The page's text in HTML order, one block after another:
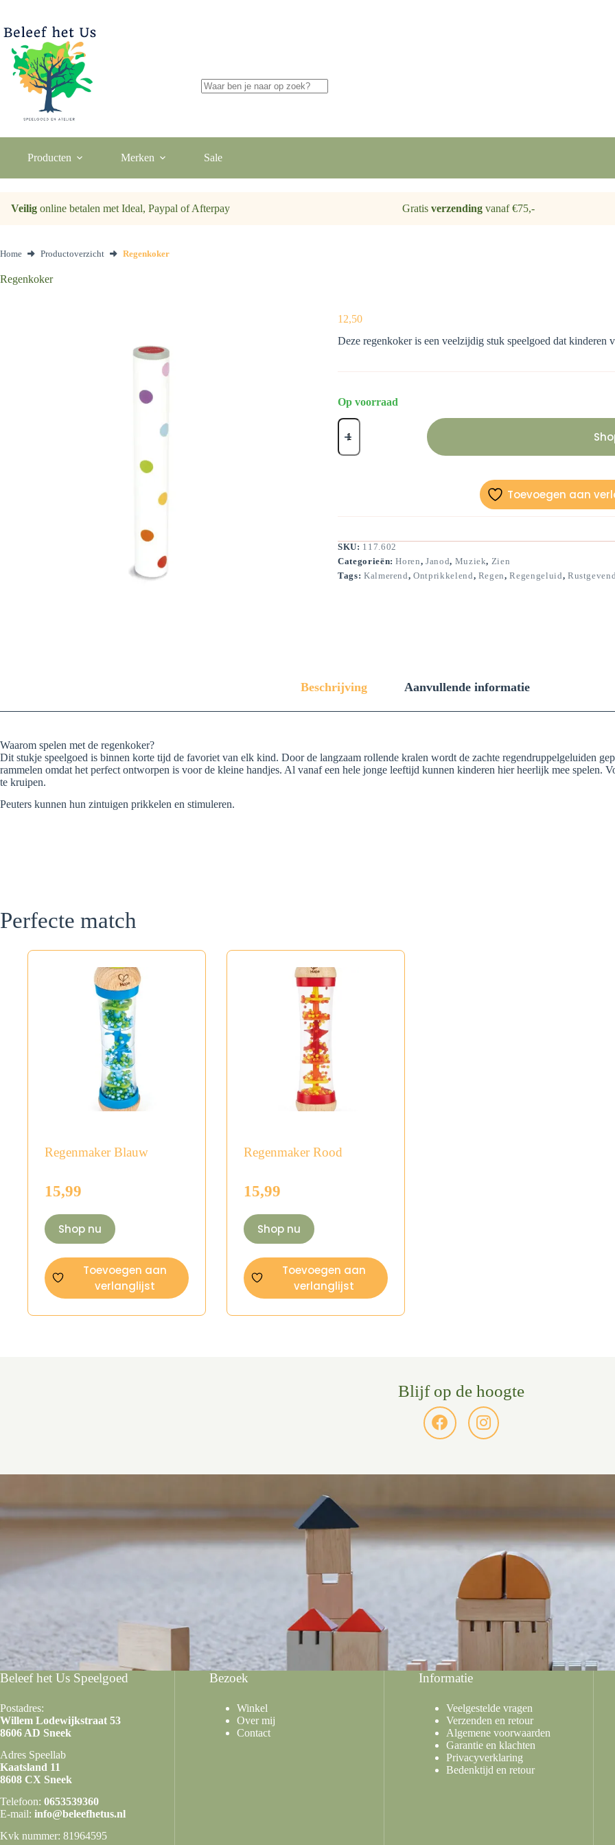
de
inhoud
Producten Merken Sale
Veilig online betalen met Ideal, Paypal of Afterpay Gratis verzendingvanaf €75,-
Home Productoverzicht Regenkoker
Regenkoker
12,50
Deze regenkoker is een veelzijdig stuk speelgoed dat kinderen
Op voorraad
Regenkoker
aantal
Toevoegen aan
SKU: 117.602
Categorieën:Horen,Janod, Muziek, Zien
Tags: Kalmerend,Ontprikkelend, Regen,Regengeluid,
Beschrijving Aanvullende informatie
Waarom spelen met de regenkoker?
Dit stukje speelgoed is binnen korte tijd de favoriet van elk kind. Door de langzaam rollende kralen wordt de zachte regendruppelgeluiden
rammelen omdat het perfect ontworpen is voor de kleine handjes. Al vanaf een hele jonge leeftijd kunnen kinderen hier heerlijk mee spelen.
te kruipen.
Peuters kunnen hun zintuigen prikkelen en stimuleren.
Perfecte match
Regenmaker Blauw
15,99
Shop nu
Toevoegen aan
verlanglijst
Regenmaker Rood
15,99
Shop nu
Toevoegen aan
verlanglijst
Blijf op de hoogte
Beleef het Us Speelgoed
Postadres:
Willem Lodewijkstraat 53
8606 AD Sneek
Adres Speellab
Kaatsland 11
8608 CX Sneek
Telefoon: 0653539360
E-mail: info@beleefhetus.nl
Kvk nummer: 81964595
Bezoek
Winkel
Over mij
Contact
Informatie
Veelgestelde vragen
Verzenden en retour
Algemene voorwaarden
Garantie en klachten
Privacyverklaring
Bedenktijd en retour